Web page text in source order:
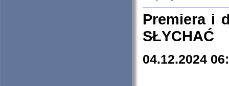
Premiera i
SŁYCHAĆ
04.12.2024